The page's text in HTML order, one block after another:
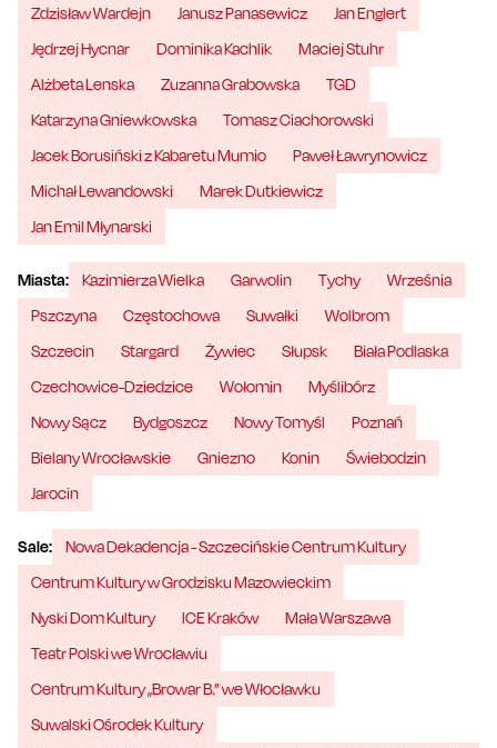
Zdzisław Wardejn Janusz Panasewicz
Jan Englert
Jędrzej Hycnar
Dominika Kachlik
Maciej Stuhr
Alżbeta Lenska
Zuzanna Grabowska
TGD
Katarzyna Gniewkowska
Tomasz Ciachorowski
Jacek Borusiński z Kabaretu Mumio
Paweł Ławrynowicz
Michał Lewandowski
Marek Dutkiewicz
Jan Emil Młynarski
Miasta: Kazimierza Wielka Garwolin Tychy
Września
Pszczyna
Częstochowa Suwałki
Wolbrom
Szczecin
Stargard Żywiec Słupsk
Biała Podlaska
Czechowice-Dziedzice
Wołomin
Myślibórz
Nowy Sącz
Bydgoszcz Nowy Tomyśl
Poznań
Bielany Wrocławskie
Gniezno Konin
Świebodzin
Jarocin
Sale:
Nowa Dekadencja - Szczecińskie Centrum Kultury
Centrum Kultury w Grodzisku Mazowieckim
Nyski Dom Kultury
ICE Kraków
Mała Warszawa
Teatr Polski we Wrocławiu
Centrum Kultury „Browar B.” we Włocławku
Suwalski Ośrodek Kultury